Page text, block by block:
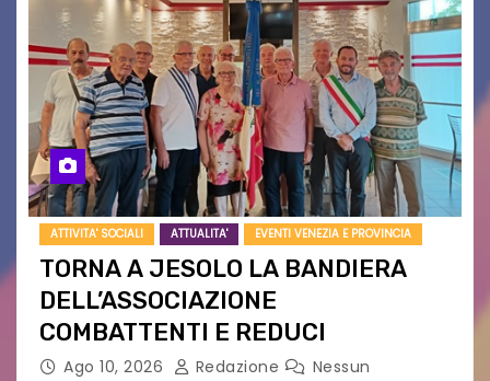
ATTIVITA' SOCIALI ATTUALITA' EVENTI VENEZIA E PROVINCIA
TORNA A JESOLO LA BANDIERA
DELL’ASSOCIAZIONE
COMBATTENTI E REDUCI
Ago 10, 2026 Redazione
Nessun